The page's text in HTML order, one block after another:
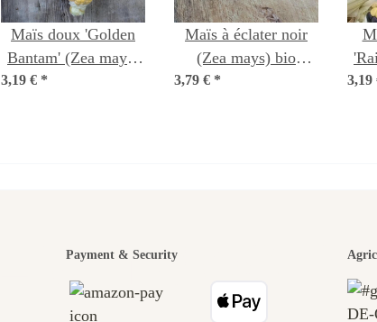
Maïs doux 'Golden
Bantam' (Zea mays)
Bio semences
3,19 € *
Maïs à éclater noir
(Zea mays) bio
semences
3,79 € * 3,19
L'un des
Payment & Security